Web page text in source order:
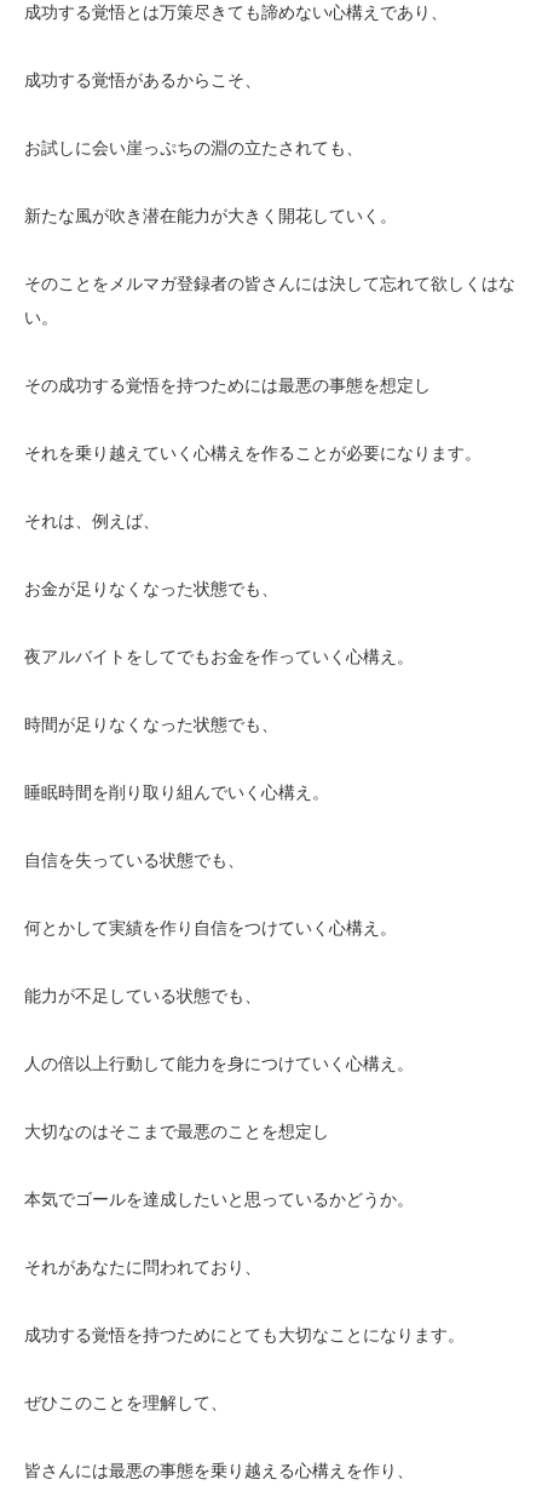
成功する覚悟とは万策尽きても諦めない心構えであり、
成功する覚悟があるからこそ、
お試しに会い崖っぷちの淵の立たされても、
新たな風が吹き潜在能力が大きく開花していく。
そのことをメルマガ登録者の皆さんには決して忘れて欲しくはな
い。
その成功する覚悟を持つためには最悪の事態を想定し
それを乗り越えていく心構えを作ることが必要になります。
それは、例えば、
お金が足りなくなった状態でも、
夜アルバイトをしてでもお金を作っていく心構え。
時間が足りなくなった状態でも、
睡眠時間を削り取り組んでいく心構え。
自信を失っている状態でも、
何とかして実績を作り自信をつけていく心構え。
能力が不足している状態でも、
人の倍以上行動して能力を身につけていく心構え。
大切なのはそこまで最悪のことを想定し
本気でゴールを達成したいと思っているかどうか。
それがあなたに問われており、
成功する覚悟を持つためにとても大切なことになります。
ぜひこのことを理解して、
皆さんには最悪の事態を乗り越える心構えを作り、